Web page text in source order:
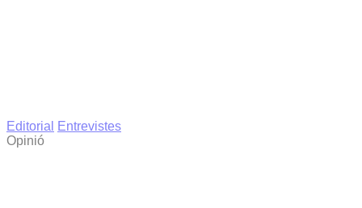
Editorial
Entrevistes
Opinió